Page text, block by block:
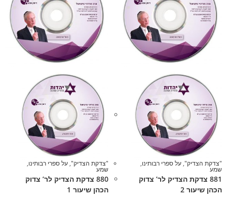
"צדקת הצדיק",על ספרי רבותינו,
שמע
881 צדקת הצדיק לר’ צדוק
הכהן שיעור 2
"צדקת הצדיק",על ספרי רבותינו,
שמע
880 צדקת הצדיק לר’ צדוק
הכהן שיעור 1